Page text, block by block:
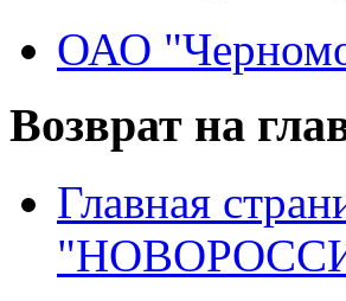
ОАО
Возврат на
Главная